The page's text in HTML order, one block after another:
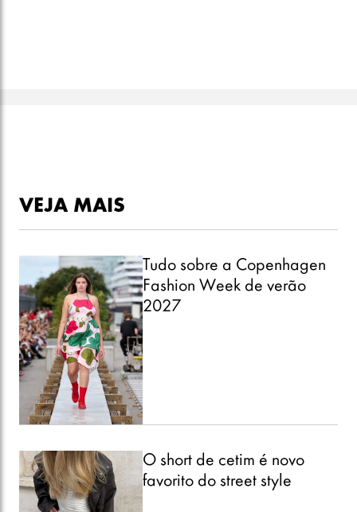
VEJA MAIS
Tudo sobre a Copenhagen
Fashion Week de verão
2027
O short de cetim é novo
favorito do street style